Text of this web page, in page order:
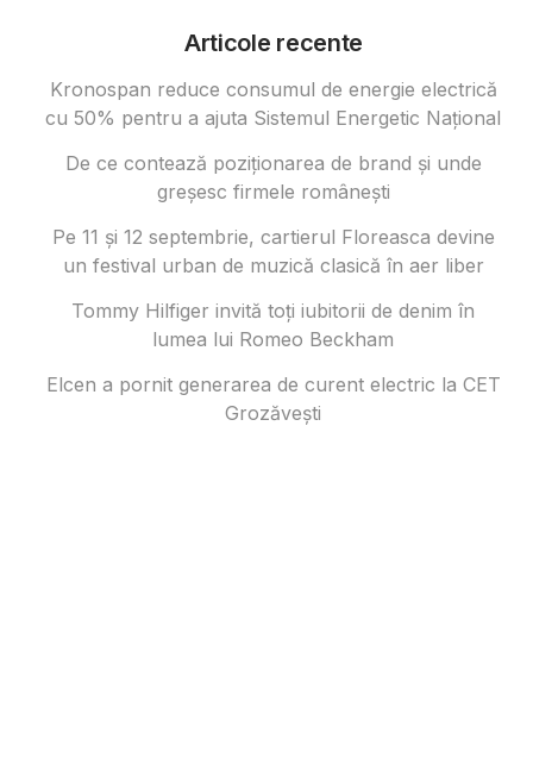
Articole recente
Kronospan reduce consumul de energie electrică
cu 50% pentru a ajuta Sistemul Energetic Național
De ce contează poziționarea de brand și unde
greșesc firmele românești
Pe 11 și 12 septembrie, cartierul Floreasca devine
un festival urban de muzică clasică în aer liber
Tommy Hilfiger invită toți iubitorii de denim în
lumea lui Romeo Beckham
Elcen a pornit generarea de curent electric la CET
Grozăvești